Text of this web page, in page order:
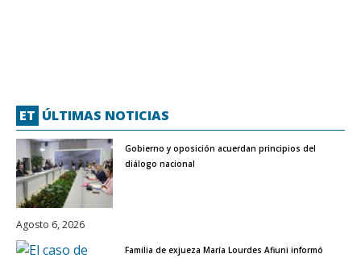
ET ÚLTIMAS NOTICIAS
Gobierno y oposición acuerdan principios del
diálogo nacional
Agosto 6, 2026
Familia de exjueza María Lourdes Afiuni informó